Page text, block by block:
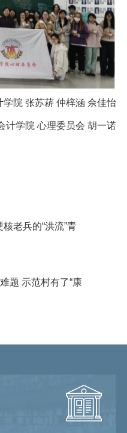
学院 张苏菥 仲梓涵 佘佳怡
计学院 心理委员会 胡一诺
老兵的“洪流”青
题 示范村有了“康